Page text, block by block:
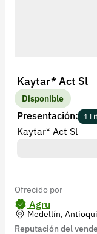
Kaytar* Act Sl
Disponible
Presentación: 1
Kaytar* Act Sl
Ofrecido por
Agru
Medellín,
Reputación del
Recuperar contraseña
Contacto
Soporte
© 2026 Croper.com
Versión 5.45.0
Síguenos